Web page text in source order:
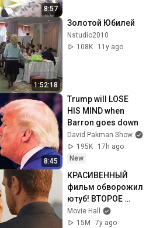
8:57
1:52:18
Золотой Юбилей
Nstudio2010
108K
11y ago
8:45
Trump will LOSE
HIS MIND when
Barron goes down
David Pakman Show
195K
17h ago
New
КРАСИВЕННЫЙ
фильм обворожил
ютуб! ВТОРОЕ
ДЫХАНИЕ Русские
мелодрамы 2018,
Movie Hall
15M
7y ago